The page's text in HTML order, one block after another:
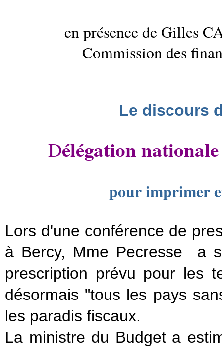
en présence de Gilles
Commission des
Le discours
Délégation
pour imprimer
Lors d'une conférence de
à Bercy, Mme Pecresse a
prescription prévu pour les
désormais "tous les pays
les paradis fiscaux.
La ministre du Budget a